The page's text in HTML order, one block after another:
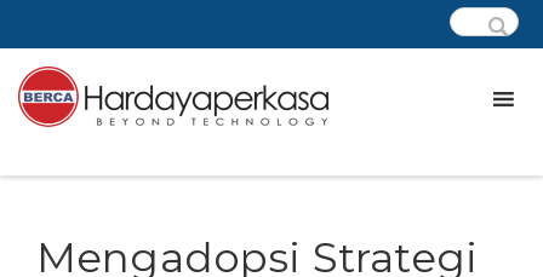
Mengadopsi Strategi